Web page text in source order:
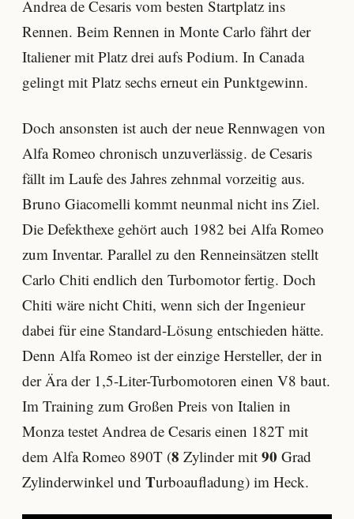
Andrea de Cesaris vom besten Startplatz ins
Rennen. Beim Rennen in Monte Carlo fährt der
Italiener mit Platz drei aufs Podium. In Canada
gelingt mit Platz sechs erneut ein Punktgewinn.
Doch ansonsten ist auch der neue Rennwagen von
Alfa Romeo chronisch unzuverlässig. de Cesaris
fällt im Laufe des Jahres zehnmal vorzeitig aus.
Bruno Giacomelli kommt neunmal nicht ins Ziel.
Die Defekthexe gehört auch 1982 bei Alfa Romeo
zum Inventar. Parallel zu den Renneinsätzen stellt
Carlo Chiti endlich den Turbomotor fertig. Doch
Chiti wäre nicht Chiti, wenn sich der Ingenieur
dabei für eine Standard-Lösung entschieden hätte.
Denn Alfa Romeo ist der einzige Hersteller, der in
der Ära der 1,5-Liter-Turbomotoren einen V8 baut.
Im Training zum Großen Preis von Italien in
Monza testet Andrea de Cesaris einen 182T mit
dem Alfa Romeo 890T (8 Zylinder mit 90 Grad
Zylinderwinkel und Turboaufladung) im Heck.